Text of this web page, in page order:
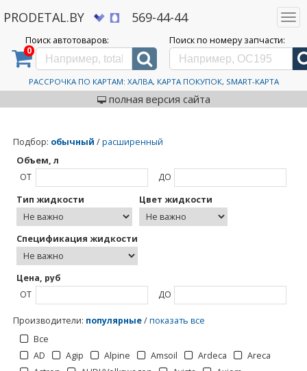
PRODETAL.BY 569-44-44
Поиск автотоваров:
0
Поиск по номеру запчасти:
РАССРОЧКА ПО КАРТАМ: ХАЛВА, КАРТА ПОКУПОК, SMART-КАРТА
полная версия сайта
Дискаунтер автозапчастей PRODETAL.BY > Каталог автотоваров > Chemipro
Chemipro
Подбор: обычный /расширенный
Объем, л
ОТ
ДО
Тип жидкости
Цвет жидкости
Спецификация жидкости
Цена, руб
ОТ
ДО
Производители: популярные/показать все
Все
AD
Agip Alpine Amsoil Ardeca
Areca